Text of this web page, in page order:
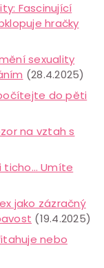
Fascinující
hračky
sexuality
(28.4.2025)
do pěti
na vztah s
ticho… Umíte
jako zázračný
(19.4.2025)
nebo